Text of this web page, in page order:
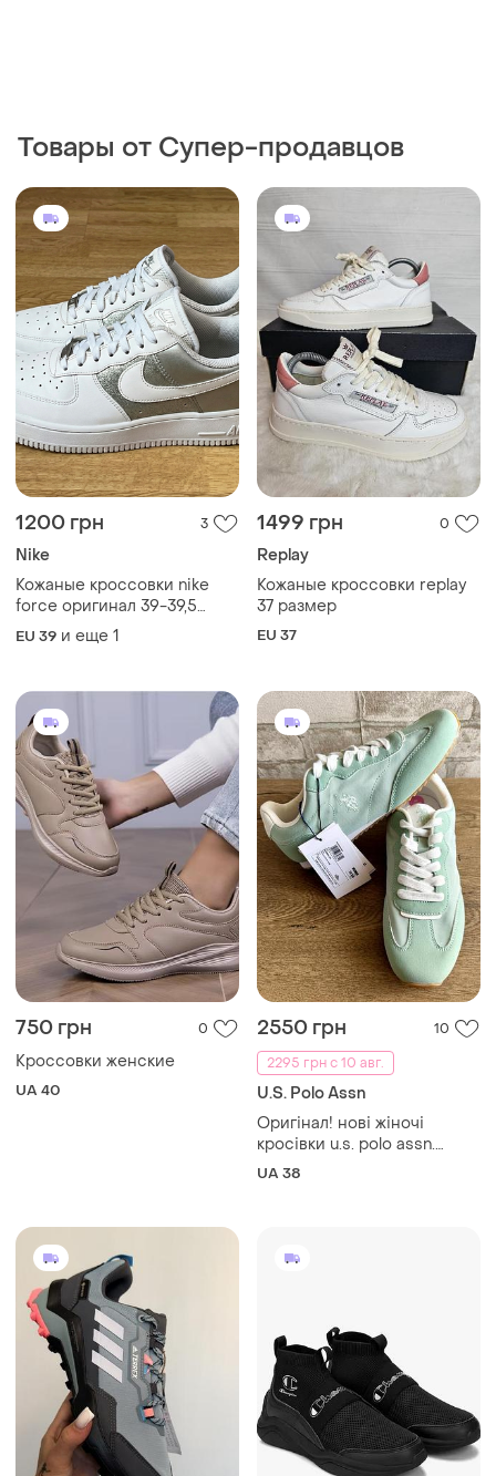
1200 грн 3
Nike
Кожаные кроссовки nike
force оригинал 39-39,5
размер
1499 грн 0
Replay
Кожаные кроссовки replay
37 размер
0
Кроссовки женские
UA 40
2550 грн
10
2295 грн с 10 авг.
U.S. Polo Assn
Оригінал! нові жіночі
maxim002 w mint, р. 38, 24.2
- 24.5 см, сша 🇺🇸
5000 грн
Adidas TERREX
1480 грн 1
Champion